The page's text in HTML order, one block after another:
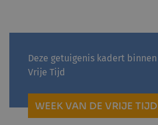
Deze getuigenis kadert
Vrije Tijd
WEEK VAN DE VRIJE